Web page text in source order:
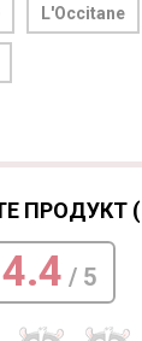
L'Occitane
ПРОДУКТ (
4.4 / 5